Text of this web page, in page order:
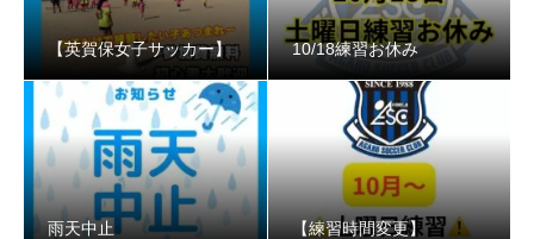
【英賀保女子サッカー】 10/18練習お休み
️雨天中止 【練習時間変更】